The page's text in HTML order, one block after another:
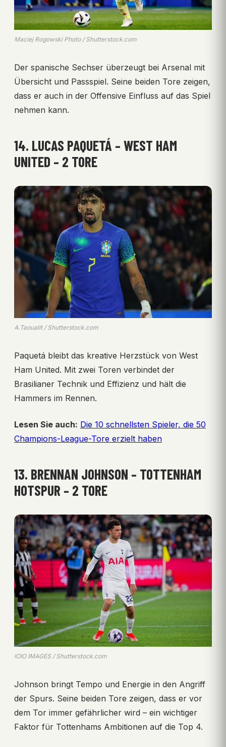
Maciej Rogowski Photo / Shutterstock.com
Der spanische Sechser überzeugt bei Arsenal mit
Übersicht und Passspiel. Seine beiden Tore zeigen,
dass er auch in der Offensive Einfluss auf das Spiel
nehmen kann.
14. LUCAS PAQUETÁ – WEST HAM
UNITED – 2 TORE
A.Taoualit / Shutterstock.com
Paquetá bleibt das kreative Herzstück von West
Ham United. Mit zwei Toren verbindet der
Brasilianer Technik und Effizienz und hält die
Hammers im Rennen.
Lesen Sie auch: Die 10 schnellsten Spieler, die 50
Champions-League-Tore erzielt haben
13. BRENNAN JOHNSON – TOTTENHAM
HOTSPUR – 2 TORE
IOIO IMAGES / Shutterstock.com
Johnson bringt Tempo und Energie in den Angriff
der Spurs. Seine beiden Tore zeigen, dass er vor
dem Tor immer gefährlicher wird – ein wichtiger
Faktor für Tottenhams Ambitionen auf die Top 4.